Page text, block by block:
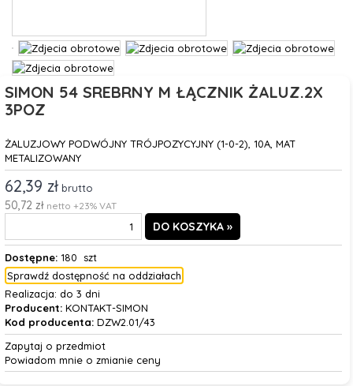
SIMON 54 SREBRNY M ŁĄCZNIK ŻALUZ.2X
3POZ
ŻALUZJOWY PODWÓJNY TRÓJPOZYCYJNY (1-0-2), 10A, MAT
METALIZOWANY
62,39 zł brutto
50,72 zł netto +23% VAT
Dostępne:180 szt
Sprawdź dostępność na oddziałach
Realizacja: do 3 dni
Producent:KONTAKT-SIMON
Kod producenta:DZW2.01/43
Zapytaj o przedmiot
Powiadom mnie o zmianie ceny